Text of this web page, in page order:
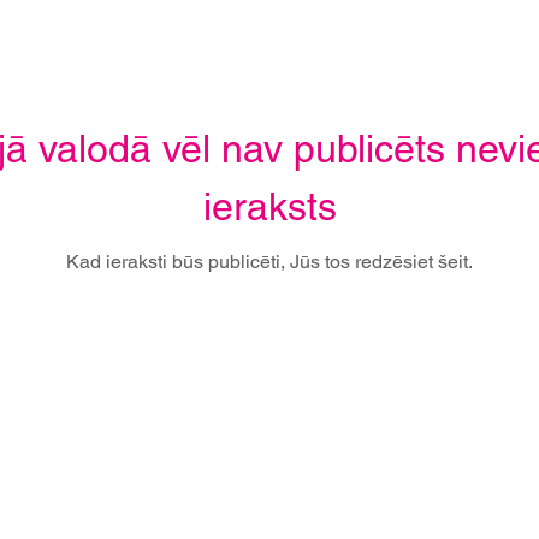
valodā vēl nav publicēts
ieraksts
Kad ieraksti būs publicēti, Jūs tos redzēsiet šeit.